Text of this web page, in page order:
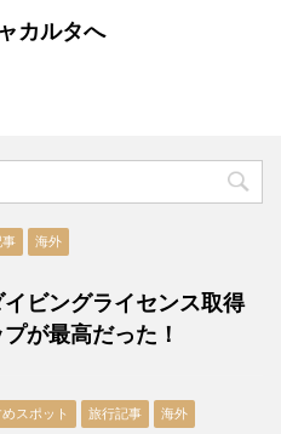
カルタへ
海外
ビングライセンス取得
が最高だった！
スポット 旅行記事 海外